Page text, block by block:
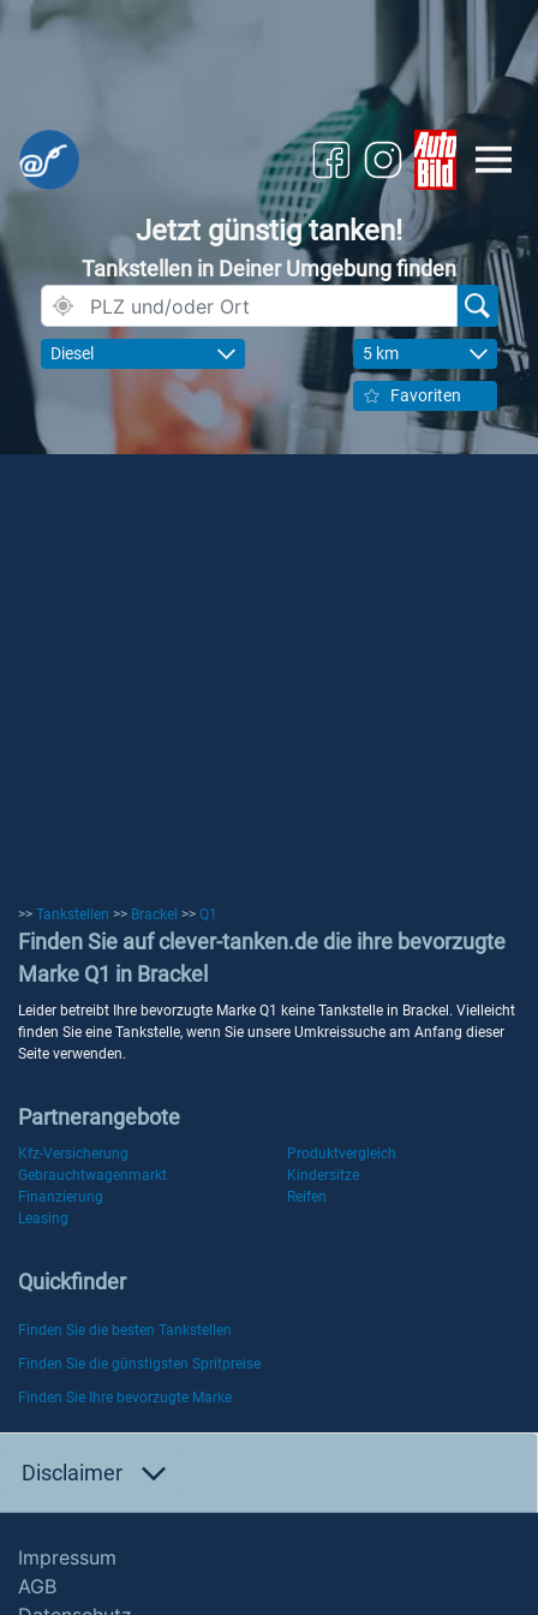
Jetzt günstig tanken!
Tankstellen in Deiner Umgebung finden
Diesel 5 km
Favoriten
>> Tankstellen >> Brackel >> Q1
Finden Sie auf clever-tanken.de die ihre bevorzugte
Marke Q1 in Brackel
Leider betreibt Ihre bevorzugte Marke Q1 keine Tankstelle in Brackel. Vielleicht
finden Sie eine Tankstelle, wenn Sie unsere Umkreissuche am Anfang dieser
Seite verwenden.
Partnerangebote
Kfz-Versicherung
Produktvergleich
Gebrauchtwagenmarkt
Kindersitze
Finanzierung
Reifen
Leasing
Quickfinder
Finden Sie die besten Tankstellen
Finden Sie die günstigsten Spritpreise
Finden Sie Ihre bevorzugte Marke
Disclaimer
Impressum
AGB